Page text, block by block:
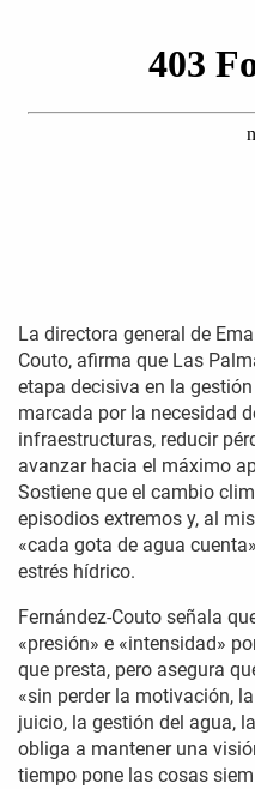
La directora general de
Couto, afirma que Las
etapa decisiva en la
marcada por la necesidad
infraestructuras, reducir
avanzar hacia el máximo
Sostiene que el cambio
episodios extremos y, al
«cada gota de agua
estrés hídrico.
Fernández-Couto señala
«presión» e «intensidad»
que presta, pero asegura
«sin perder la motivación,
juicio, la gestión del agua,
obliga a mantener una
tiempo pone las cosas